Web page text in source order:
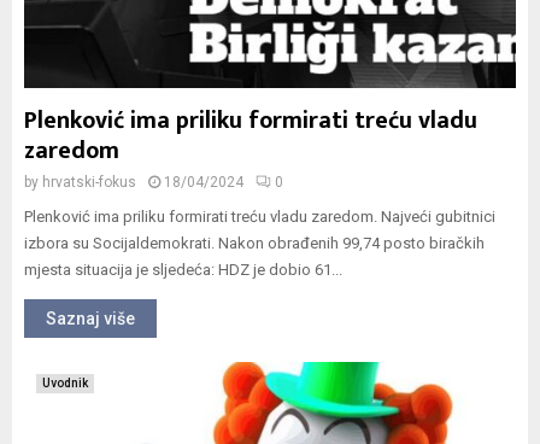
Plenković ima priliku formirati treću vladu
zaredom
by hrvatski-fokus 18/04/2024 0
Plenković ima priliku formirati treću vladu zaredom. Najveći gubitnici
izbora su Socijaldemokrati. Nakon obrađenih 99,74 posto biračkih
mjesta situacija je sljedeća: HDZ je dobio 61...
Saznaj više
Uvodnik